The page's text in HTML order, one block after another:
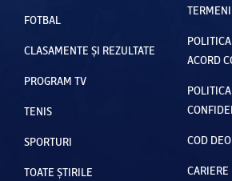
FOTBAL
CLASAMENTE ȘI REZULTATE
PROGRAM TV
TENIS
SPORTURI
TOATE ȘTIRILE
ACORD
COD
CARIERE